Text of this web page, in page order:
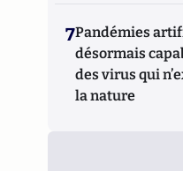
7Pandémies
désormais
des virus qui
la nature